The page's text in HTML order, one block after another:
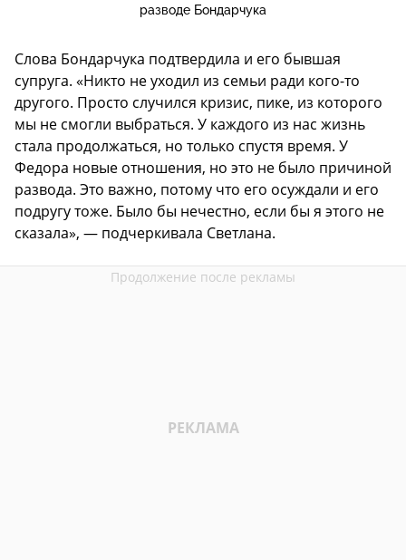
разводе Бондарчука
Слова Бондарчука подтвердила и его бывшая
супруга. «Никто не уходил из семьи ради кого-то
другого. Просто случился кризис, пике, из которого
мы не смогли выбраться. У каждого из нас жизнь
стала продолжаться, но только спустя время. У
Федора новые отношения, но это не было причиной
развода. Это важно, потому что его осуждали и его
подругу тоже. Было бы нечестно, если бы я этого не
сказала», — подчеркивала Светлана.